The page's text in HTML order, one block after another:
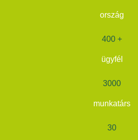
ország
400 +
ügyfél
3000
munkatárs
30